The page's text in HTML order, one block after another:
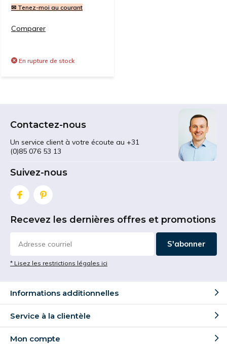
✉ Tenez-moi au courant
Comparer
En rupture de stock
Contactez-nous
Un service client à votre écoute au +31
(0)85 076 53 13
Suivez-nous
Recevez les dernières offres et promotions
S'abonner
* Lisez les restrictions légales ici
Informations additionnelles
Service à la clientèle
Mon compte